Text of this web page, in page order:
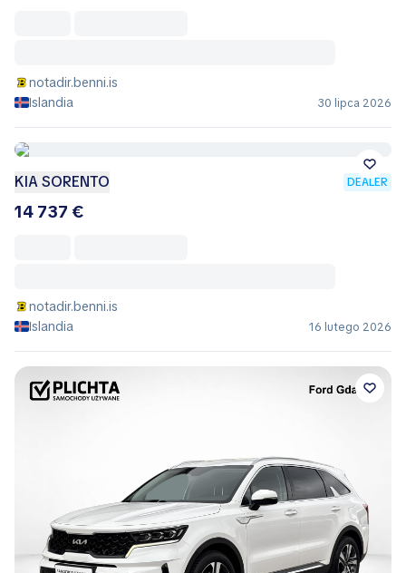
notadir.benni.is
Islandia
30 lipca 2026
KIA SORENTO DEALER
14 737 €
notadir.benni.is
Islandia
16 lutego 2026